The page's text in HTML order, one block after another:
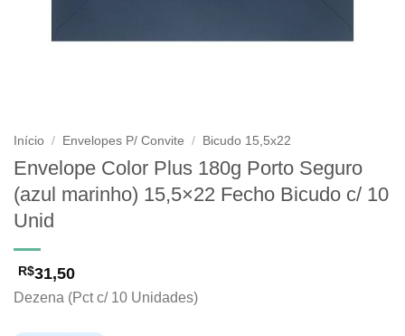
Início / Envelopes P/ Convite / Bicudo 15,5x22
Envelope Color Plus 180g Porto Seguro
(azul marinho) 15,5×22 Fecho Bicudo c/ 10
Unid
R$31,50
Dezena (Pct c/ 10 Unidades)